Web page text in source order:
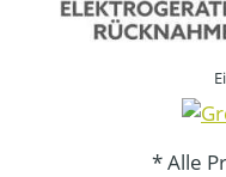
* Alle